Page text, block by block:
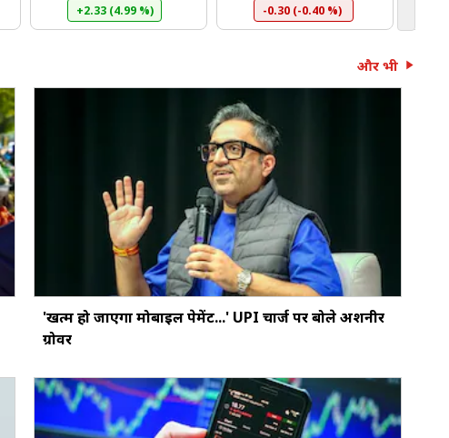
+2.33 (4.99 %) -0.30 (-0.40 %)
'खत्‍म हो जाएगा मोबाइल पेमेंट...' UPI चार्ज पर बोले अशनीर
ग्रोवर
और भी